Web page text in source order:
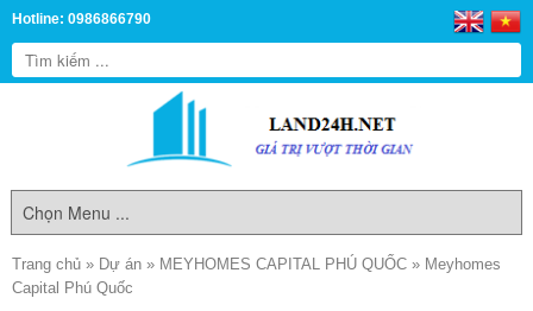
Hotline: 0986866790
Trang chủ » Dự án » MEYHOMES CAPITAL PHÚ QUỐC » Meyhomes
Capital Phú Quốc